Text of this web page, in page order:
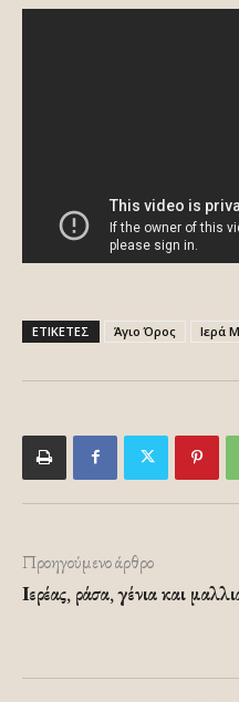
ΕΤΙΚΕΤΕΣ Άγιο Όρος Ιερά
Προηγούμενο άρθρο
Ιερέας, ράσα, γένια και